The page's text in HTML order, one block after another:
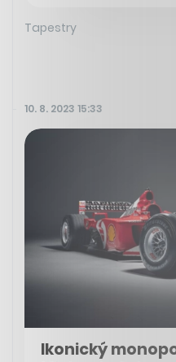
Tapestry
10. 8. 2023 15:33
Ikonický